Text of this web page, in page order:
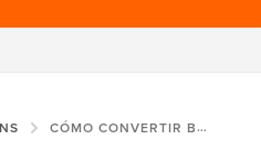
CÓMO CONVERTIR BLOQUES CLÁSICOS A GUTENBERG EN BLOQUE EN WORDPRESS